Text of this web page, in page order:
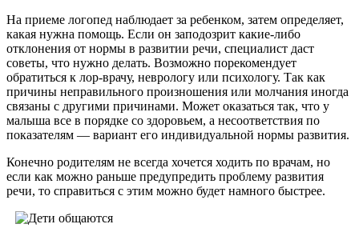
На приеме логопед наблюдает за ребенком, затем определяет,
какая нужна помощь. Если он заподозрит какие-либо
отклонения от нормы в развитии речи, специалист даст
советы, что нужно делать. Возможно порекомендует
обратиться к лор-врачу, неврологу или психологу. Так как
причины неправильного произношения или молчания иногда
связаны с другими причинами. Может оказаться так, что у
малыша все в порядке со здоровьем, а несоответствия по
показателям — вариант его индивидуальной нормы развития.
Конечно родителям не всегда хочется ходить по врачам, но
если как можно раньше предупредить проблему развития
речи, то справиться с этим можно будет намного быстрее.